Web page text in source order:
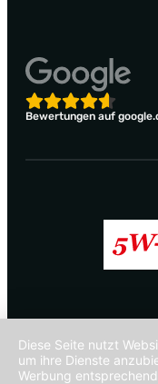
Bewertungen auf
Diese Seite nutzt
um ihre Dienste
Werbung